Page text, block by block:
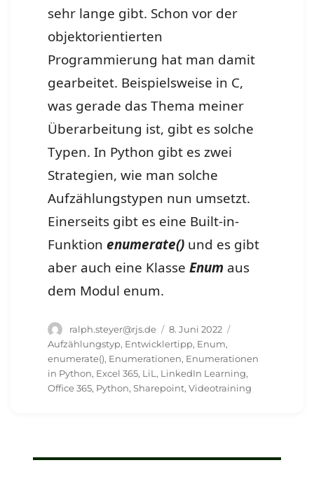
sehr lange gibt. Schon vor der
objektorientierten
Programmierung hat man damit
gearbeitet. Beispielsweise in C,
was gerade das Thema meiner
Überarbeitung ist, gibt es solche
Typen. In Python gibt es zwei
Strategien, wie man solche
Aufzählungstypen nun umsetzt.
Einerseits gibt es eine Built-in-
Funktionenumerate() und es gibt
aber auch eine KlasseEnum aus
dem Modul enum.
Autor
ralph.steyer@rjs.de
Veröffentlicht
am
8. Juni 2022
Aufzählungstyp, Entwicklertipp, Enum,
enumerate(), Enumerationen, Enumerationen
in Python, Excel 365, LiL , LinkedIn Learning,
Office 365, Python,Sharepoint,Videotraining